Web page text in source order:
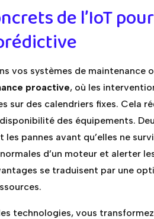
de l’IoT
vos systèmes de
proactive, où les
sur des calendriers fixes. Cela
des équipements.
les pannes avant qu’elles ne
d’un moteur et alerter
se traduisent par une
technologies, vous